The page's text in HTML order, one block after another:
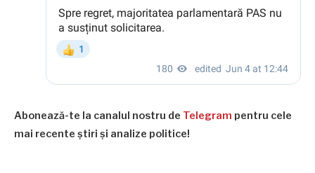
Abonează-te la canalul nostru de Telegram pentru cele
mai recente știri și analize politice!